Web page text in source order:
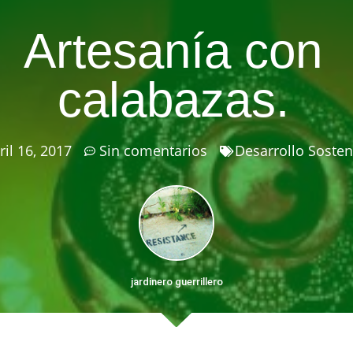
Artesanía con
calabazas.
16, 2017 Sin comentarios Desarrollo
jardinero guerrillero